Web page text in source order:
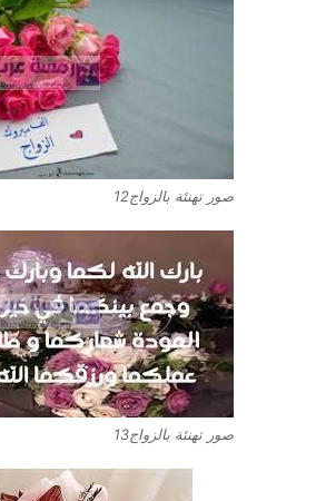
صور تهنئة بالزواج12
صور تهنئة بالزواج13